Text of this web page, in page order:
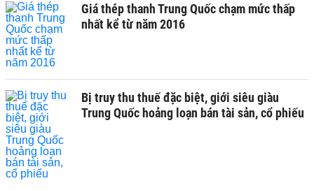
Giá thép thanh Trung Quốc chạm mức thấp
nhất kể từ năm 2016
Bị truy thu thuế đặc biệt, giới siêu giàu
Trung Quốc hoảng loạn bán tài sản, cổ phiếu